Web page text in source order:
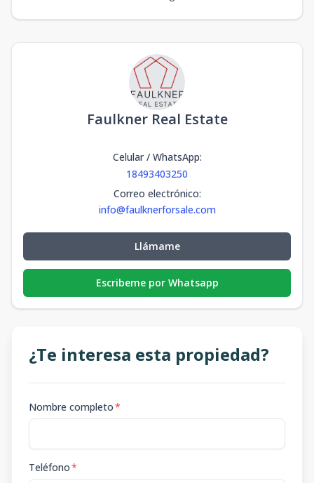
Faulkner Real Estate
Celular / WhatsApp:
18493403250
Correo electrónico:
info@faulknerforsale.com
Llámame
Escribeme por Whatsapp
¿Te interesa esta propiedad?
Nombre completo*
Teléfono*